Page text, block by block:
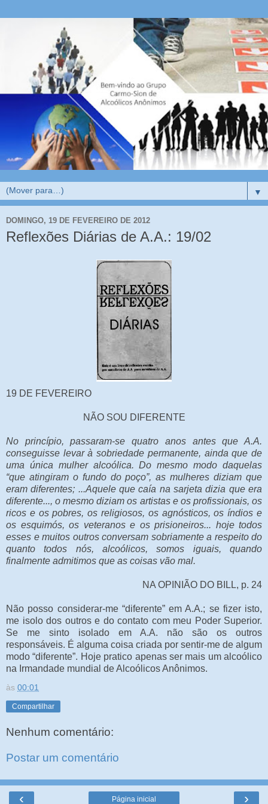
▼
DOMINGO, 19 DE FEVEREIRO DE 2012
Reflexões Diárias de A.A.: 19/02
19 DE FEVEREIRO
NÃO SOU DIFERENTE
No princípio, passaram-se quatro anos antes que A.A.
conseguisse levar à sobriedade permanente, ainda que de
uma única mulher alcoólica. Do mesmo modo daquelas
“que atingiram o fundo do poço”, as mulheres diziam que
eram diferentes; ...Aquele que caía na sarjeta dizia que era
diferente..., o mesmo diziam os artistas e os profissionais, os
ricos e os pobres, os religiosos, os agnósticos, os índios e
os esquimós, os veteranos e os prisioneiros... hoje todos
esses e muitos outros conversam sobriamente a respeito do
quanto todos nós, alcoólicos, somos iguais, quando
finalmente admitimos que as coisas vão mal.
NA OPINIÃO DO BILL, p. 24
Não posso considerar-me “diferente” em A.A.; se fizer isto,
me isolo dos outros e do contato com meu Poder Superior.
Se me sinto isolado em A.A. não são os outros
responsáveis. É alguma coisa criada por sentir-me de algum
modo “diferente”. Hoje pratico apenas ser mais um alcoólico
na Irmandade mundial de Alcoólicos Anônimos.
às 00:01
Compartilhar
Nenhum comentário:
Postar um comentário
‹ ›
Página inicial